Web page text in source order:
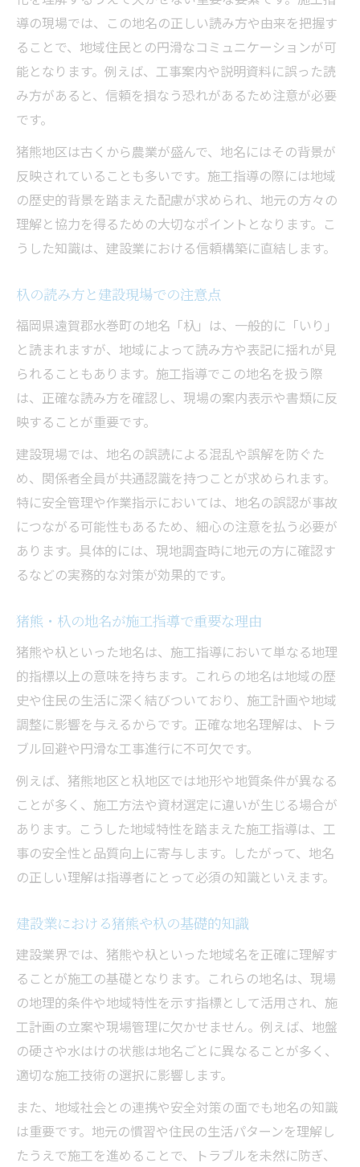
導の現場では、この地名の正しい読み方や由来を把握す
ることで、地域住民との円滑なコミュニケーションが可
能となります。例えば、工事案内や説明資料に誤った読
み方があると、信頼を損なう恐れがあるため注意が必要
です。
猪熊地区は古くから農業が盛んで、地名にはその背景が
反映されていることも多いです。施工指導の際には地域
の歴史的背景を踏まえた配慮が求められ、地元の方々の
理解と協力を得るための大切なポイントとなります。こ
うした知識は、建設業における信頼構築に直結します。
杁の読み方と建設現場での注意点
福岡県遠賀郡水巻町の地名「杁」は、一般的に「いり」
と読まれますが、地域によって読み方や表記に揺れが見
られることもあります。施工指導でこの地名を扱う際
は、正確な読み方を確認し、現場の案内表示や書類に反
映することが重要です。
建設現場では、地名の誤読による混乱や誤解を防ぐた
め、関係者全員が共通認識を持つことが求められます。
特に安全管理や作業指示においては、地名の誤認が事故
につながる可能性もあるため、細心の注意を払う必要が
あります。具体的には、現地調査時に地元の方に確認す
るなどの実務的な対策が効果的です。
猪熊・杁の地名が施工指導で重要な理由
猪熊や杁といった地名は、施工指導において単なる地理
的指標以上の意味を持ちます。これらの地名は地域の歴
史や住民の生活に深く結びついており、施工計画や地域
調整に影響を与えるからです。正確な地名理解は、トラ
ブル回避や円滑な工事進行に不可欠です。
例えば、猪熊地区と杁地区では地形や地質条件が異なる
ことが多く、施工方法や資材選定に違いが生じる場合が
あります。こうした地域特性を踏まえた施工指導は、工
事の安全性と品質向上に寄与します。したがって、地名
の正しい理解は指導者にとって必須の知識といえます。
建設業における猪熊や杁の基礎的知識
建設業界では、猪熊や杁といった地域名を正確に理解す
ることが施工の基礎となります。これらの地名は、現場
の地理的条件や地域特性を示す指標として活用され、施
工計画の立案や現場管理に欠かせません。例えば、地盤
の硬さや水はけの状態は地名ごとに異なることが多く、
適切な施工技術の選択に影響します。
また、地域社会との連携や安全対策の面でも地名の知識
は重要です。地元の慣習や住民の生活パターンを理解し
たうえで施工を進めることで、トラブルを未然に防ぎ、